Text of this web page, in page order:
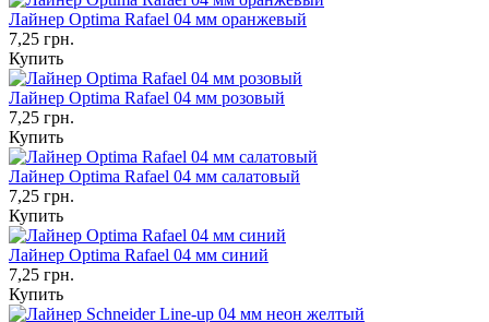
Лайнер Optima Rafael 04 мм оранжевый
7,25 грн.
Купить
Лайнер Optima Rafael 04 мм розовый
7,25 грн.
Купить
Лайнер Optima Rafael 04 мм салатовый
7,25 грн.
Купить
Лайнер Optima Rafael 04 мм синий
7,25 грн.
Купить